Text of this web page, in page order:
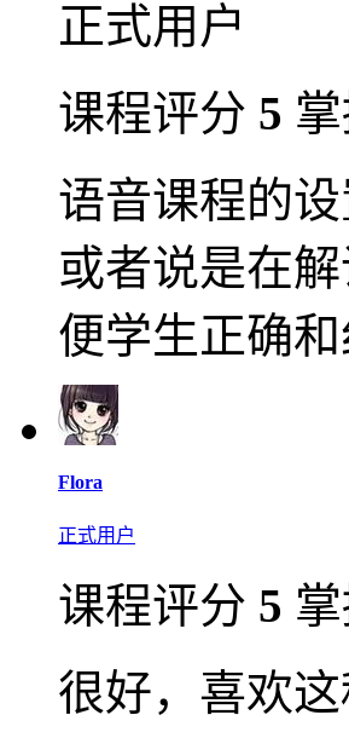
正式用户
课程评分 5
语音课程的
或者说是在
便学生正确
Flora
正式用户
课程评分 5
很好，喜欢